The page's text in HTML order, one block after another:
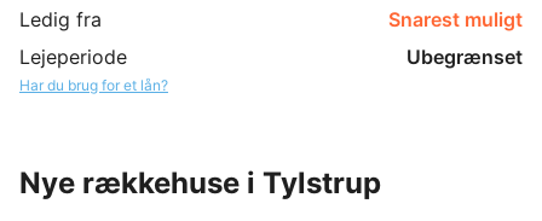
Ledig fra
Snarest muligt
Lejeperiode
Ubegrænset
Har du brug for et lån?
Nye rækkehuse i Tylstrup